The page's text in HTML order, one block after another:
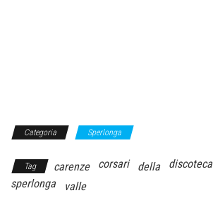
Categoria Sperlonga
Tag carenze corsari della discoteca
sperlonga
valle